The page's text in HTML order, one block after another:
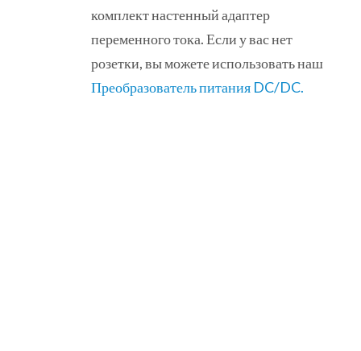
комплект настенный адаптер
переменного тока. Если у вас нет
розетки, вы можете использовать наш
Преобразователь питания DC/DC.